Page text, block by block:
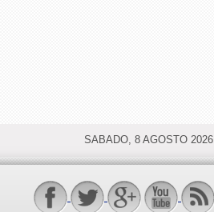
SABADO, 8 AGOSTO 2026